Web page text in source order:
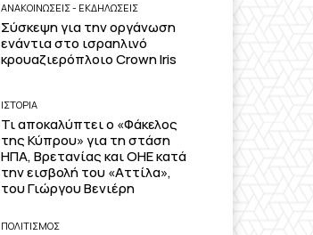
ΑΝΑΚΟΙΝΩΣΕΙΣ - ΕΚΔΗΛΩΣΕΙΣ
Σύσκεψη για την οργάνωση
ενάντια στο ισραηλινό
κρουαζιερόπλοιο Crown Iris
ΙΣΤΟΡΙΑ
Τι αποκαλύπτει ο «Φάκελος
της Κύπρου» για τη στάση
ΗΠΑ, Βρετανίας και ΟΗΕ κατά
την εισβολή του «Αττίλα»,
του Γιώργου Βενιέρη
ΠΟΛΙΤΙΣΜΟΣ